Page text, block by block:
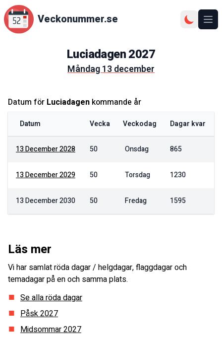
Veckonummer.se
Luciadagen2027
måndag 13 december
Datum för Luciadagen kommande år
Datum Vecka Veckodag Dagar kvar
13 December 2028 50 Onsdag 865
13 December 2029 50 Torsdag 1230
13 December 2030 50 Fredag 1595
Läs mer
Vi har samlat röda dagar / helgdagar, flaggdagar och
temadagar på en och samma plats.
Se alla röda dagar
Påsk2027
Midsommar2027